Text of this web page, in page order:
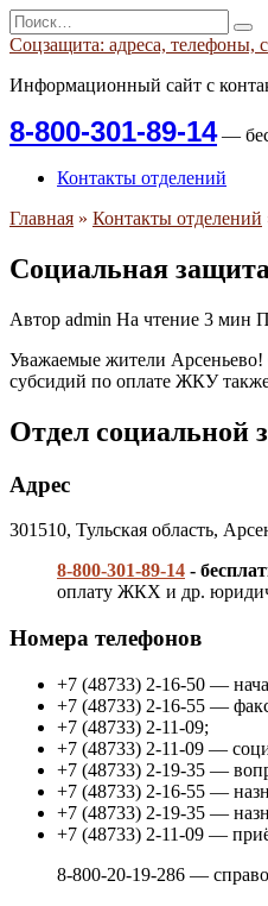
Перейти
к
содержанию
Search
for:
Соцзащита: адреса, телефоны,
Информационный сайт с
8-800-301-89-14—
Контакты отделений
Главная » Контакты отделений
Социальная
Автор admin На чтение 3 мин
Уважаемые жители Арсеньево!
субсидий по оплате ЖКУ
Отдел социальной
Адрес
301510, Тульская область,
8-800-301-89-14 -
оплату ЖКХ и др.
Номера телефонов
+7 (48733) 2-16-50 —
+7 (48733) 2-16-55 —
+7 (48733) 2-11-09;
+7 (48733) 2-11-09 —
+7 (48733) 2-19-35 —
+7 (48733) 2-16-55 —
+7 (48733) 2-19-35 —
+7 (48733) 2-11-09 —
8-800-20-19-286 —